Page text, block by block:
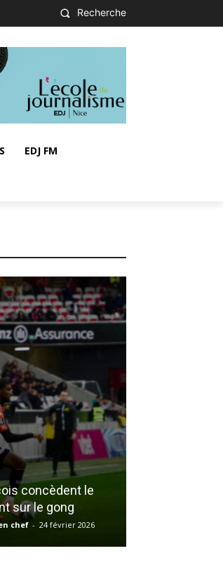
Recherche
EDJ FM
concèdent le
sur le gong
chef - 24 février 2026